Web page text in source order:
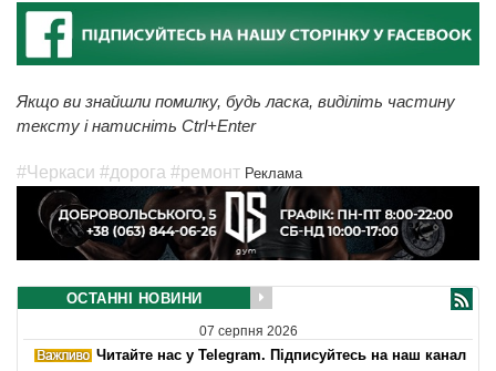
Якщо ви знайшли помилку, будь ласка, виділіть частину
тексту і натисніть Ctrl+Enter
#Черкаси #дорога #ремонт Реклама
ОСТАННІ НОВИНИ
07 серпня 2026
Читайте нас у Telegram. Підписуйтесь на наш канал